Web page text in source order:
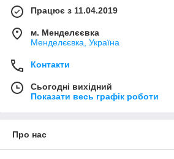
Працює з 11.04.2019
м. Менделєєвка
Менделєєвка, Україна
Контакти
Сьогодні вихідний
Показати весь графік роботи
Про нас